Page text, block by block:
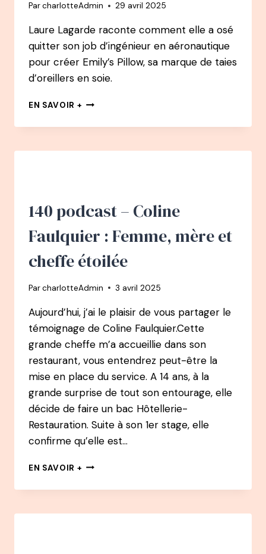
ParcharlotteAdmin 29 avril 2025
Laure Lagarde raconte comment elle a osé
quitter son job d’ingénieur en aéronautique
pour créer Emily’s Pillow, sa marque de taies
d’oreillers en soie.
EN SAVOIR + 142
–
LAGARDE
À
D’EMILY’S
PILLOW
140 podcast – Coline
Faulquier : Femme, mère et
cheffe étoilée
ParcharlotteAdmin 3 avril 2025
Aujourd’hui, j’ai le plaisir de vous partager le
témoignage de Coline Faulquier.Cette
grande cheffe m’a accueillie dans son
restaurant, vous entendrez peut-être la
mise en place du service. A 14 ans, à la
grande surprise de tout son entourage, elle
décide de faire un bac Hôtellerie-
Restauration. Suite à son 1er stage, elle
confirme qu’elle est…
EN SAVOIR + 140
–
FAULQUIER